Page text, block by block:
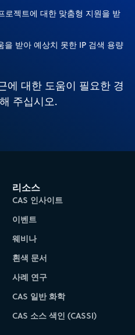
로젝트에 대한 맞춤형 지원을 받
을 받아 예상치 못한 IP 검색 용량
에 대한 도움이 필요한 경
주십시오.
리소스
CAS 인사이트
이벤트
웨비나
흰색 문서
사례 연구
CAS 일반 화학
CAS 소스 색인 (CASSI)